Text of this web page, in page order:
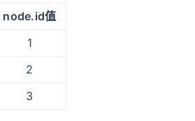
node.id值
1
2
3